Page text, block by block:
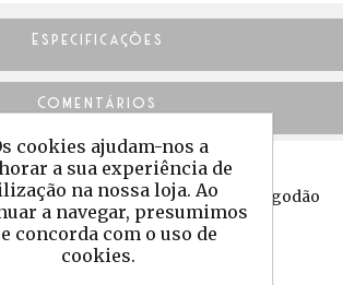
Especificações
Comentários
digital em half-panamá de algodão
e nas fachadas das suas casas,
icónicos como a Sé, a Torre dos
Santo Ildefonso, a Ribeira.
cookies ajudam-nos a
a sua experiência de
na nossa loja. Ao
a navegar, presumimos
concorda com o uso de
cookies.